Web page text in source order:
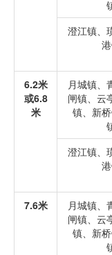
澄江镇、
6.2米
或6.8
米
月城镇、
闸镇、云
镇、新
澄江镇、
7.6米
月城镇、
闸镇、云
镇、新